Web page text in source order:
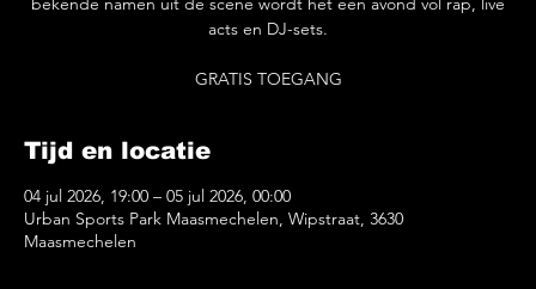
acts en DJ-sets.
GRATIS TOEGANG
Tijd en locatie
04 jul 2026, 19:00 – 05 jul 2026, 00:00
Urban Sports Park Maasmechelen, Wipstraat, 3630
Maasmechelen